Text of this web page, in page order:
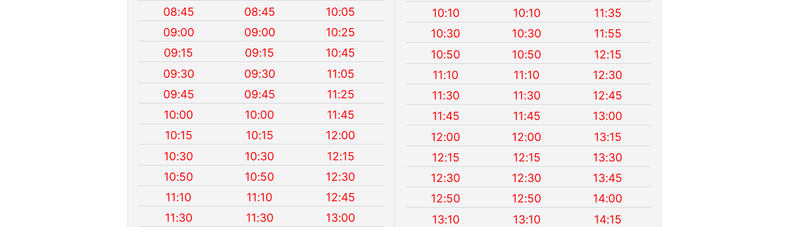
08:45
08:45
10:05
09:00
09:00
10:25
09:15
09:15
10:45
09:30
09:30
11:05
09:45
09:45
11:25
10:00
10:00
11:45
10:15
10:15
12:00
10:30
10:30
12:15
10:50
10:50
12:30
11:10
11:10
12:45
11:30
11:30
13:00
10:10
10:10
11:35
10:30
10:30
11:55
10:50
10:50
12:15
11:10
11:10
12:30
11:30
11:30
12:45
11:45
11:45
13:00
12:00
12:00
13:15
12:15
12:15
13:30
12:30
12:30
13:45
12:50
12:50
14:00
13:10
13:10
14:15